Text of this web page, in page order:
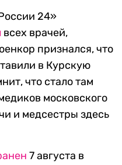
24»
всех врачей,
признался, что
в Курскую
что стало там
московского
и медсестры здесь
7 августа в